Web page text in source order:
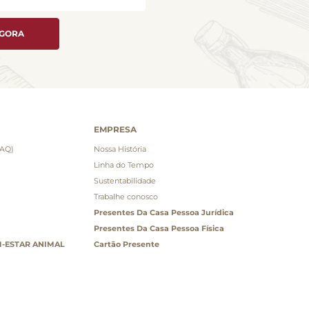
ESTAR ANIMAL
EMPRESA
Nossa História
Linha do Tempo
Sustentabilidade
Trabalhe conosco
Presentes Da Casa Pessoa Jurídica
Presentes Da Casa Pessoa Física
Cartão Presente